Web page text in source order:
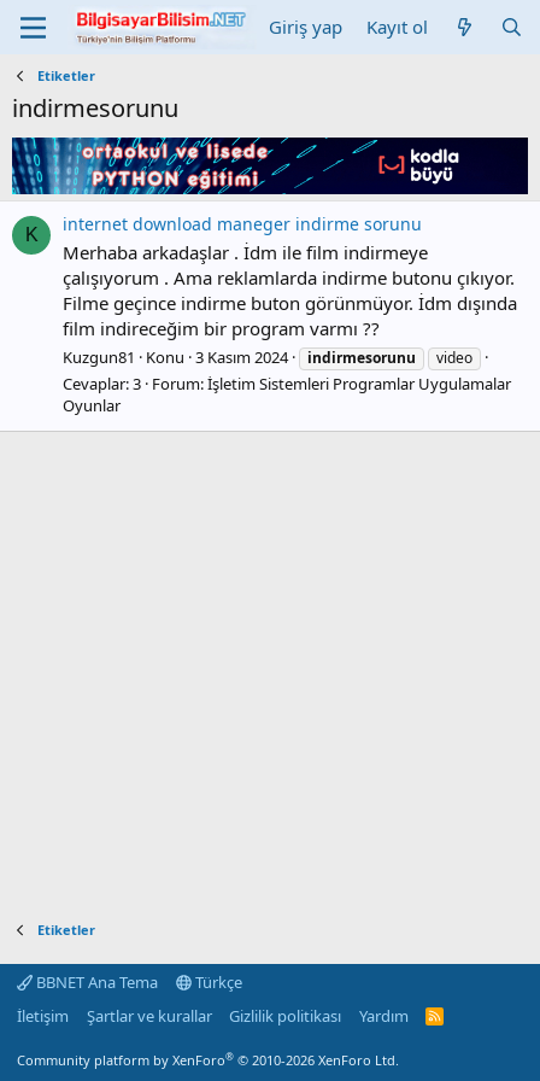
Giriş yap Kayıt ol
Etiketler
indirmesorunu
K internet download maneger indirme sorunu
Merhaba arkadaşlar . İdm ile film indirmeye
çalışıyorum . Ama reklamlarda indirme butonu çıkıyor.
Filme geçince indirme buton görünmüyor. İdm dışında
film indireceğim bir program varmı ??
Kuzgun81 Konu 3 Kasım 2024 indirmesorunu video
Cevaplar: 3 Forum:İşletim Sistemleri Programlar Uygulamalar
Oyunlar
Etiketler
BBNET Ana Tema
Türkçe
İletişim
Şartlar ve kurallar Gizlilik politikası Yardım
R
Community platform by XenForo® © 2010-2026 XenForo Ltd.